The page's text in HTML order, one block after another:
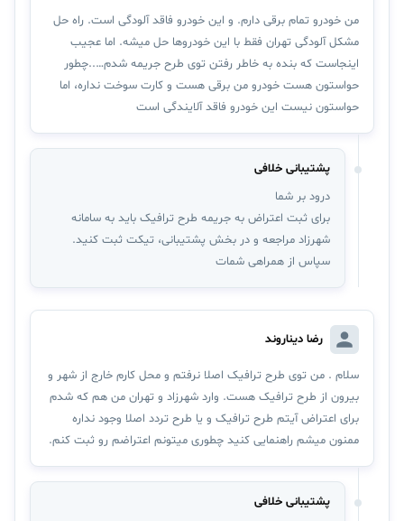
من خودرو تمام برقی دارم. و این خودرو فاقد آلودگی است. راه حل
مشکل آلودگی تهران فقط با این خودروها حل میشه. اما عجیب
اینجاست که بنده به خاطر رفتن توی طرح جریمه شدم…..چطور
حواستون هست خودرو من برقی هست و کارت سوخت نداره، اما
حواستون نیست این خودرو فاقد آلایندگی است
پشتیبانی خلافی
درود بر شما
برای ثبت اعتراض به جریمه طرح ترافیک باید به سامانه
شهرزاد مراجعه و در بخش پشتیبانی، تیکت ثبت کنید.
سپاس از همراهی شمات
رضا دیناروند
سلام . من توی طرح ترافیک اصلا نرفتم و محل کارم خارج از شهر و
بیرون از طرح ترافیک هست. وارد شهرزاد و تهران من هم که شدم
برای اعتراض آیتم طرح ترافیک و یا طرح تردد اصلا وجود نداره
ممنون میشم راهنمایی کنید چطوری میتونم اعتراضم رو ثبت کنم.
پشتیبانی خلافی